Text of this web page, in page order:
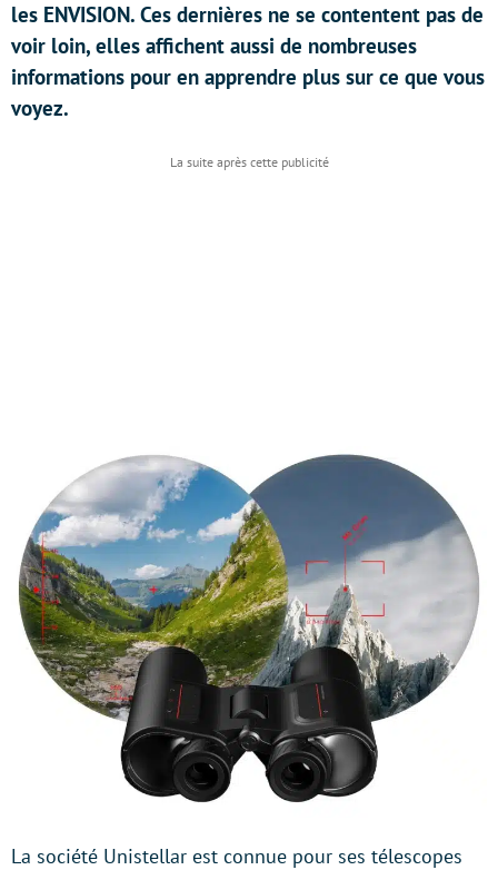
les ENVISION. Ces dernières ne se contentent pas de
voir loin, elles affichent aussi de nombreuses
informations pour en apprendre plus sur ce que vous
voyez.
La société Unistellar est connue pour ses télescopes